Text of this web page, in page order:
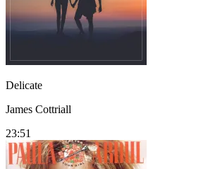
Delicate
James Cottriall
23:51